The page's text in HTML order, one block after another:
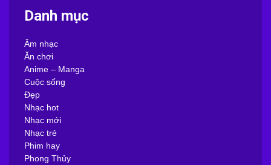
Danh mục
Âm nhạc
Ăn chơi
Anime – Manga
Cuộc sống
Đẹp
Nhạc hot
Nhạc mới
Nhạc trẻ
Phim hay
Phong Thủy